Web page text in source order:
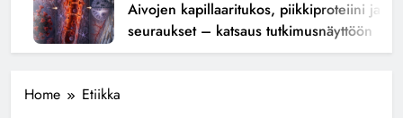
Aivojen kapillaaritukos, piikkiproteiini ja
seuraukset – katsaus tutkimusnäyttöön
Home Etiikka